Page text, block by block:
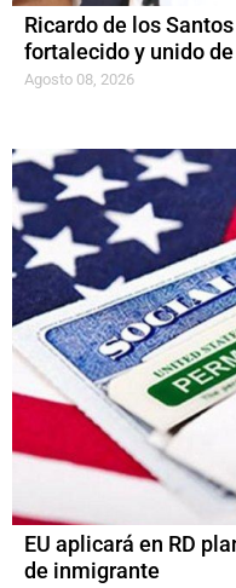
Ricardo de los
fortalecido y unido
Agosto 08, 2026
EU aplicará en RD
de inmigrante